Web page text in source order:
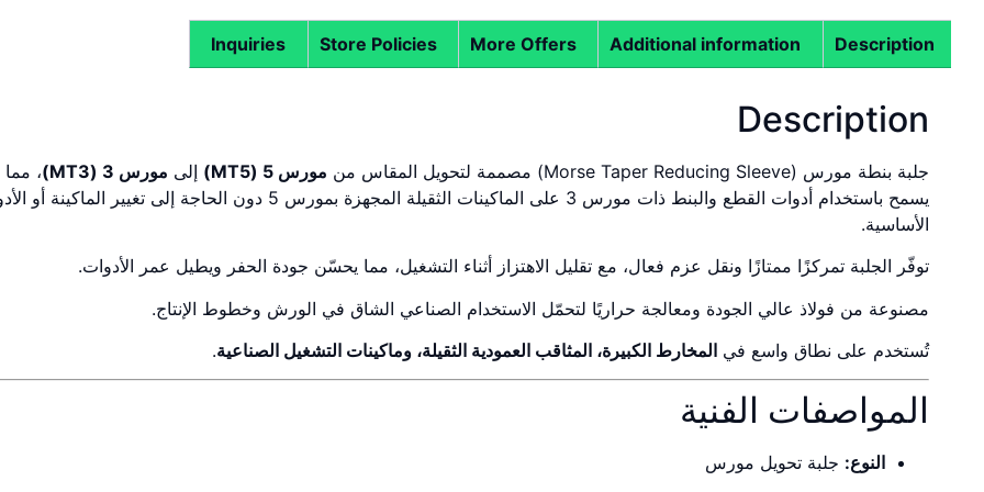
Description
Additional information
More Offers
Store Policies
Inquiries
Description
جلبة بنطة مورس (Morse Taper Reducing Sleeve) مصممة لتحويل المقاس من مورس 5 (MT5) إلى مورس 3 (MT3)
، مما
يسمح باستخدام أدوات القطع والبنط ذات مورس 3 على الماكينات الثقيلة المجهزة بمورس 5 دون الحاجة إلى تغيير
الأساسية.
توفّر الجلبة تمركزًا ممتازًا ونقل عزم فعال، مع تقليل الاهتزاز أثناء التشغيل، مما يحسّن جودة الحفر ويطيل عمر الأدوات.
مصنوعة من فولاذ عالي الجودة ومعالجة حراريًا لتحمّل الاستخدام الصناعي الشاق في الورش وخطوط الإنتاج.
تُستخدم على نطاق واسع في المخارط الكبيرة، المثاقب العمودية الثقيلة، وماكينات التشغيل الصناعية.
المواصفات الفنية
النوع: جلبة تحويل مورس